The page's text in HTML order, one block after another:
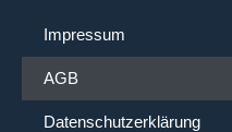
Impressum
AGB
Datenschutzerklärung